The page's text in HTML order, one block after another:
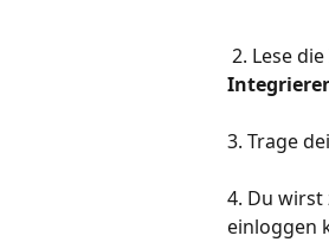
2. Lese
3. Trage
4. Du
einloggen